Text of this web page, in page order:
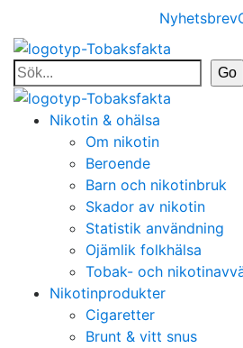
Nyhetsbrev
Nikotin & ohälsa
Om nikotin
Beroende
Barn och nikotinbruk
Skador av nikotin
Statistik användning
Ojämlik folkhälsa
Tobak- och
Nikotinprodukter
Cigaretter
Brunt & vitt snus